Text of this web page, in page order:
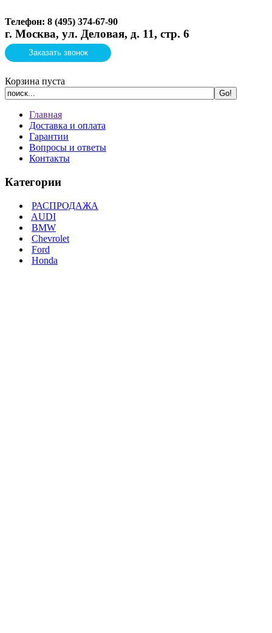
Телефон: 8 (495) 374-67-90
г. Москва, ул. Деловая, д. 11, стр. 6
Заказать звонок
Корзина пуста
Главная
Доставка и оплата
Гарантии
Вопросы и ответы
Контакты
Категории
РАСПРОДАЖА
AUDI
BMW
Chevrolet
Ford
Honda